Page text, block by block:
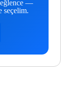
eğlence —
seçelim.